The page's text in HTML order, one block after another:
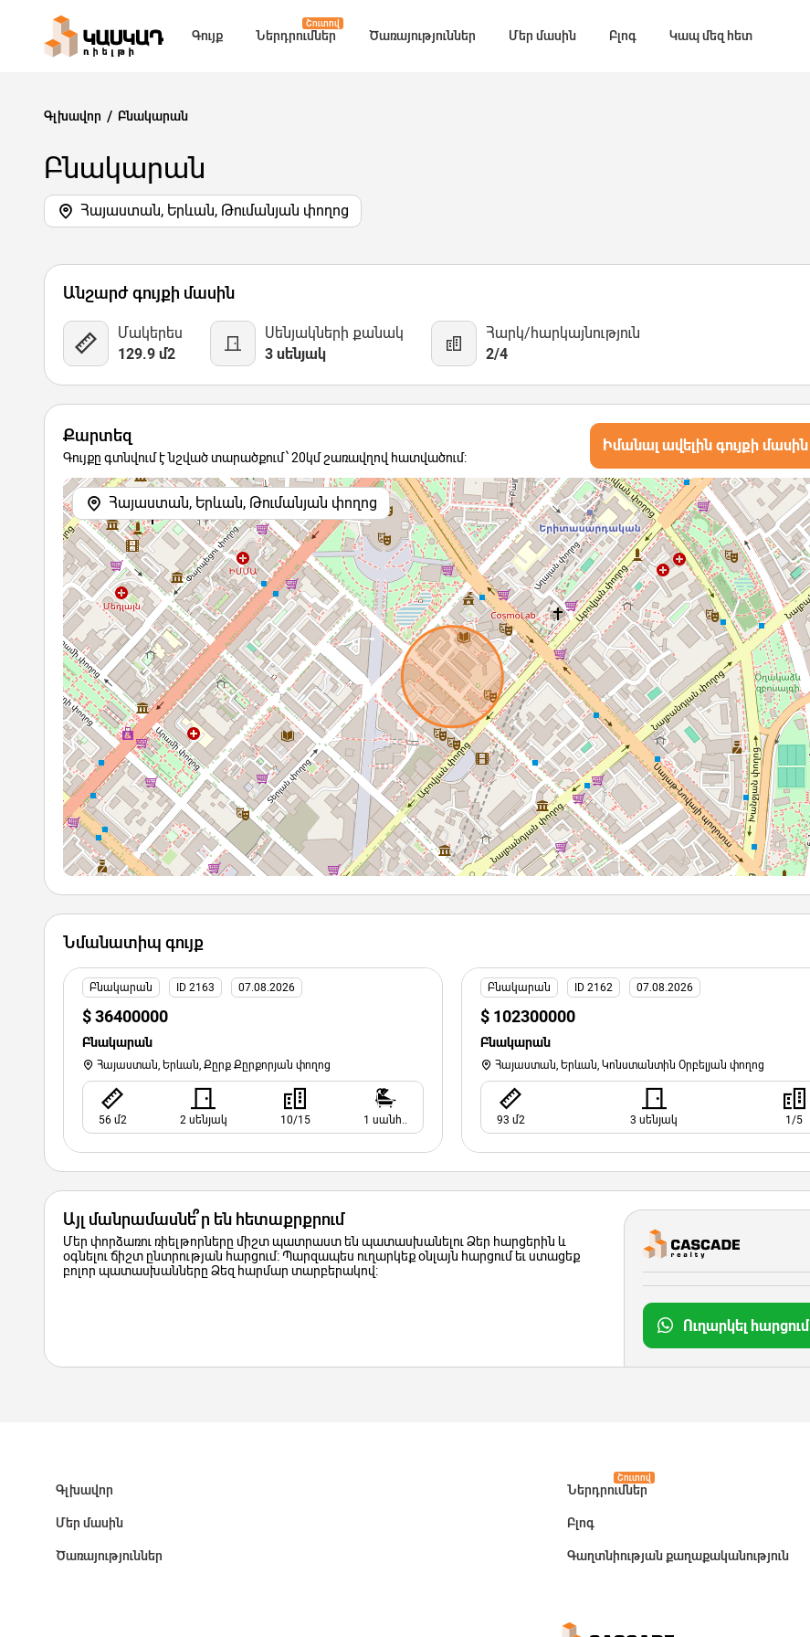
Գույք
Շուտով
Ներդրումներ Ծառայություններ Մեր մասին Բլոգ Կապ մեզ հետ
Գլխավոր Բնակարան
Բնակարան
Հայաստան, Երևան, Թումանյան փողոց
6 Նկար Քարտեզ
Անշարժ գույքի մասին
Մակերես
129.9 մ2
Սենյակների քանակ
3 սենյակ
Հարկ/հարկայնություն
2/4
Քարտեզ
Գույքը գտնվում է նշված տարածքում՝ 20կմ շառավղով հատվածում:
Իմանալ ավելին գույքի մասին
Հայաստան, Երևան, Թումանյան փողոց
Նմանատիպ գույք
Բնակարան ID 2163 07.08.2026
$ 36400000
Բնակարան
Հայաստան, Երևան, Քըրք Քըրքորյան փողոց
56 մ2 2 սենյակ 10/15 1 սանհ..
Բնակարան ID 2162 07.08.2026
$ 102300000
Բնակարան
Հայաստան, Երևան, Կոնստանտին Օրբելյան փողոց
93 մ2 3 սենյակ 1/5
Այլ մանրամասնե՞ր են հետաքրքրում
Մեր փորձառու ռիելթորները միշտ պատրաստ են պատասխանելու Ձեր հարցերին և
օգնելու ճիշտ ընտրության հարցում: Պարզապես ուղարկեք օնլայն հարցում եւ ստացեք
բոլոր պատասխանները Ձեզ հարմար տարբերակով:
Ուղարկել հարցում
Գլխավոր
Մեր մասին
Ծառայություններ
Շուտով
Ներդրումներ
Բլոգ
Գաղտնիության քաղաքականություն